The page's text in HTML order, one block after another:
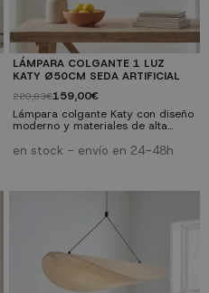
LÁMPARA COLGANTE 1 LUZ
KATY Ø50CM SEDA ARTIFICIAL
220,83€159,00€
Lámpara colgante Katy con diseño
moderno y materiales de alta
estándar. Perfecta para salones,
Materiales resistentes y duraderos
✓ Fácil instalación: Incluye
instrucciones y herrajes
en stock - envío en 24-48h